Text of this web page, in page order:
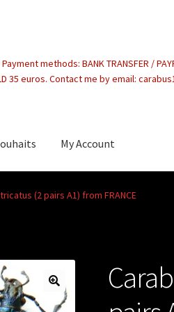
methods: BANK TRANSFER /
35 euros. Contact me by email:
My Account
(2 pairs A1) from FRANCE